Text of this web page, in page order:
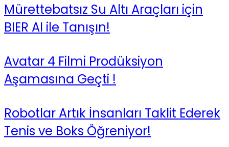
Mürettebatsız Su Altı Araçları için
BIER AI ile Tanışın!
Avatar 4 Filmi Prodüksiyon
Aşamasına Geçti !
Robotlar Artık İnsanları Taklit Ederek
Tenis ve Boks Öğreniyor!